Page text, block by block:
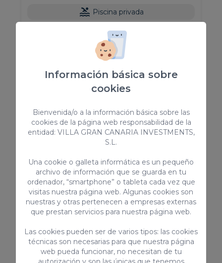
Piscina privada
/ noche
Vivienda vacacional
Almadies Tauro
Villa Almadies Tauro en Gran Canaria – villa de lujo
para 8 personas con piscina privada, gimnasio y
8 4 3
180m 2
Información básica sobre
cookies
Bienvenida/o a la información básica sobre las
cookies de la página web responsabilidad de la
entidad: VILLA GRAN CANARIA INVESTMENTS,
S.L.
Una cookie o galleta informática es un pequeño
archivo de información que se guarda en tu
ordenador, “smartphone” o tableta cada vez que
visitas nuestra página web. Algunas cookies son
nuestras y otras pertenecen a empresas externas
que prestan servicios para nuestra página web.
Las cookies pueden ser de varios tipos: las cookies
técnicas son necesarias para que nuestra página
web pueda funcionar, no necesitan de tu